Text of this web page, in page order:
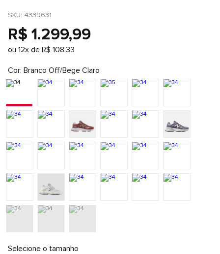
SKU: 4339631
R$ 1.299,99
ou 12x de R$ 108,33
Cor Branco Off/Bege Claro
Selecione o tamanho